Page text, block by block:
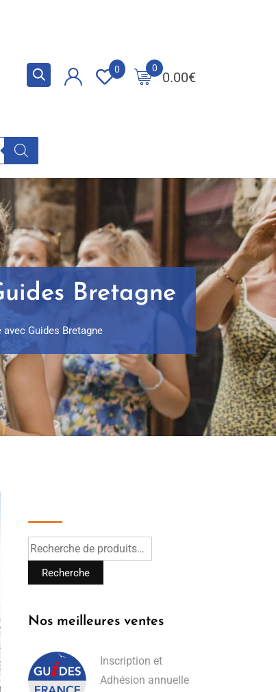
0.00€
0
0
Bretagne
Guides Bretagne
Recherche
Nos meilleures ventes
Inscription et
Adhésion annuelle